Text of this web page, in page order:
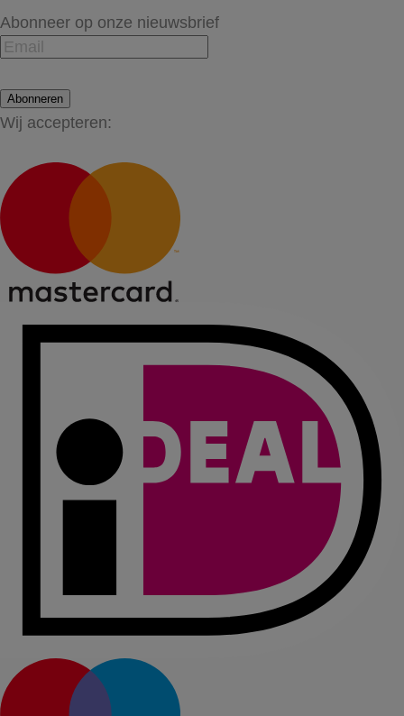
Abonneer op onze nieuwsbrief
Abonneren
Wij accepteren: